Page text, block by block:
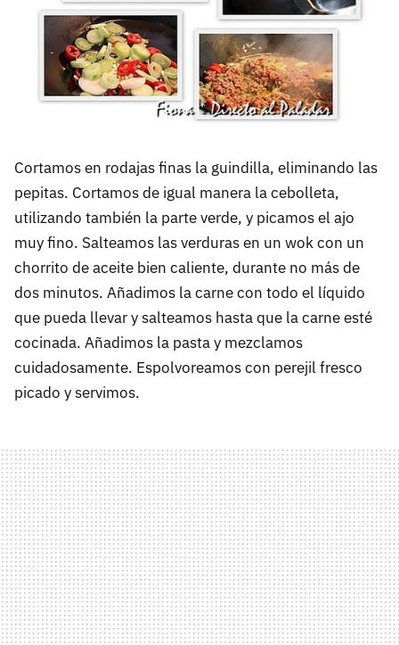
Cortamos en rodajas finas la guindilla, eliminando las
pepitas. Cortamos de igual manera la cebolleta,
utilizando también la parte verde, y picamos el ajo
muy fino. Salteamos las verduras en un wok con un
chorrito de aceite bien caliente, durante no más de
dos minutos. Añadimos la carne con todo el líquido
que pueda llevar y salteamos hasta que la carne esté
cocinada. Añadimos la pasta y mezclamos
cuidadosamente. Espolvoreamos con perejil fresco
picado y servimos.